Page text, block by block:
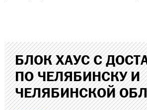
БЛОК ХАУС С
ПО ЧЕЛЯБИНСКУ И
ЧЕЛЯБИНСКОЙ